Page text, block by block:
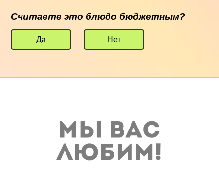
Считаете это блюдо бюджетным?
Да Нет